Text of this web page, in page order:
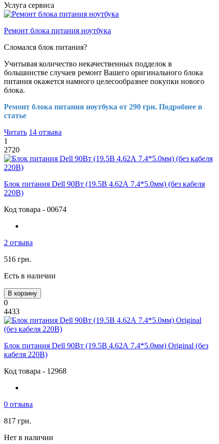
Услуга сервиса
Ремонт блока питания ноутбука
Сломался блок питания?
Учитывая количество некачественных подделок в
большинстве случаев ремонт Вашего оригинального блока
питания окажется намного целесообразнее покупки нового
блока.
Ремонт блока питания ноутбука от 290 грн. Подробнее в
статье
Читать 14 отзыва
1
2720
Блок питания Dell 90Вт (19.5В 4.62А 7.4*5.0мм) (без кабеля
220В)
Код товара - 00674
2 отзыва
516 грн.
Есть в наличии
В корзину
0
4433
Блок питания Dell 90Вт (19.5В 4.62А 7.4*5.0мм) Original (без
кабеля 220В)
Код товара - 12968
0 отзыва
817 грн.
Нет в наличии